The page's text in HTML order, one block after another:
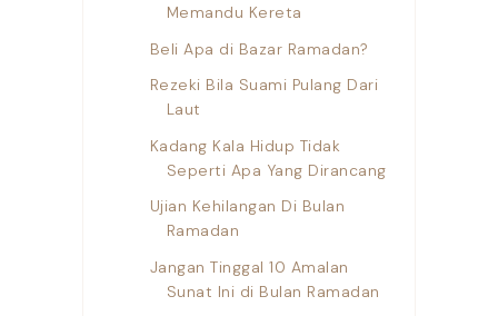
Memandu Kereta
Beli Apa di Bazar Ramadan?
Rezeki Bila Suami Pulang Dari
Laut
Kadang Kala Hidup Tidak
Seperti Apa Yang Dirancang
Ujian Kehilangan Di Bulan
Ramadan
Jangan Tinggal 10 Amalan
Sunat Ini di Bulan Ramadan